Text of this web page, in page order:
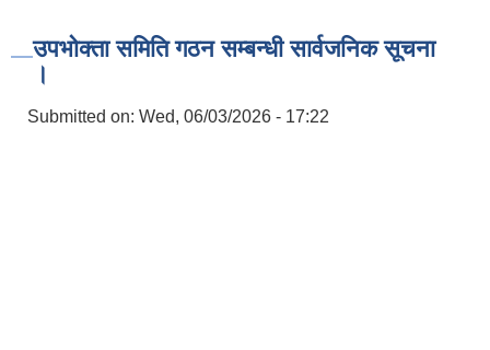
उपभोक्ता समिति गठन सम्बन्धी सार्वजनिक सूचना
।
Submitted on: Wed, 06/03/2026 - 17:22